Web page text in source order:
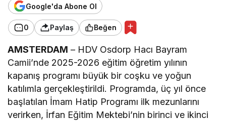
Google'da Abone Ol
0 Paylaş Beğen
AMSTERDAM – HDV Osdorp Hacı Bayram
Camii’nde 2025-2026 eğitim öğretim yılının
kapanış programı büyük bir coşku ve yoğun
katılımla gerçekleştirildi. Programda, üç yıl önce
başlatılan İmam Hatip Programı ilk mezunlarını
verirken, İrfan Eğitim Mektebi’nin birinci ve ikinci